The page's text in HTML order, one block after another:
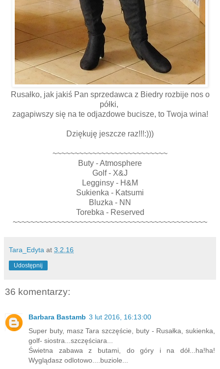
Rusałko, jak jakiś Pan sprzedawca z Biedry rozbije nos o
półki,
zagapiwszy się na te odjazdowe bucisze, to Twoja wina!
Dziękuję jeszcze raz!!!:)))
~~~~~~~~~~~~~~~~~~~~~~~~~~
Buty - Atmosphere
Golf - X&J
Legginsy - H&M
Sukienka - Katsumi
Bluzka - NN
Torebka - Reserved
~~~~~~~~~~~~~~~~~~~~~~~~~~~~~~~~~~~~~~~~~~~~
Tara_Edyta at 3.2.16
Udostępnij
36 komentarzy:
Barbara Bastamb 3 lut 2016, 16:13:00
Super buty, masz Tara szczęście, buty - Rusałka, sukienka,
golf- siostra...szczęściara...
Świetna zabawa z butami, do góry i na dół...ha!ha!
Wyglądasz odlotowo....buziole...